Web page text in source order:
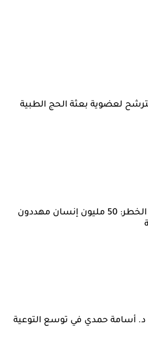
لعضوية بعثة الحج الطبية
وزير الصحة يدق ناقوس الخطر: 50 مليون إنسان مهددون
أسامة حمدي في توسع التوعية